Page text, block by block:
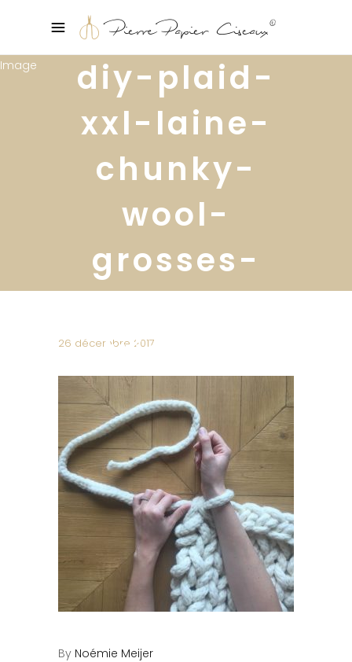
diy-plaid-
xxl-laine-
chunky-
wool-
grosses-
mailles-
tricot29
26 décembre 2017
By Noémie Meijer